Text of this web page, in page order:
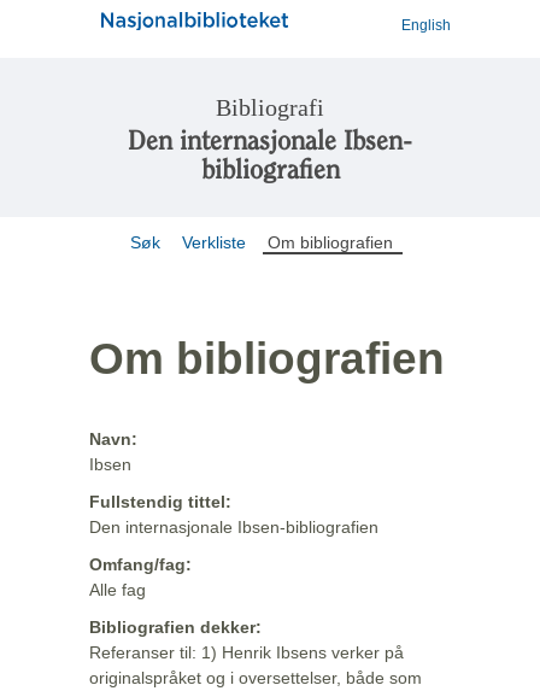
English
Bibliografi
Den internasjonale Ibsen-
bibliografien
Søk Verkliste Om bibliografien
Om bibliografien
Navn:
Ibsen
Fullstendig tittel:
Den internasjonale Ibsen-bibliografien
Omfang/fag:
Alle fag
Bibliografien dekker:
Referanser til: 1) Henrik Ibsens verker på
originalspråket og i oversettelser, både som